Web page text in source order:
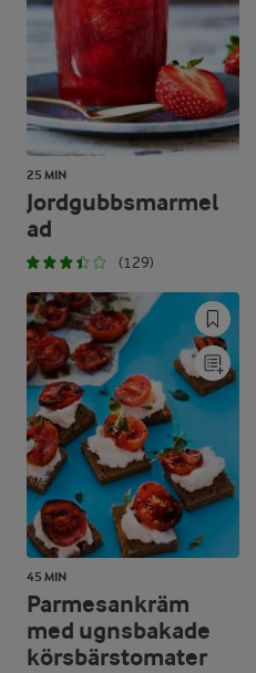
25 MIN
Jordgubbsmarmel
ad
(129)
45 MIN
Parmesankräm
med ugnsbakade
körsbärstomater